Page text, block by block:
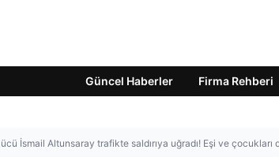
Güncel Haberler Firma Rehberi
İsmail Altunsaray trafikte saldırıya uğradı! Eşi ve çocukları